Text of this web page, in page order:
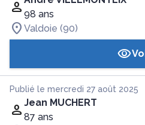
98 ans
Valdoie (90)
Publié le mercredi 27 août 2025
Jean MUCHERT
87 ans